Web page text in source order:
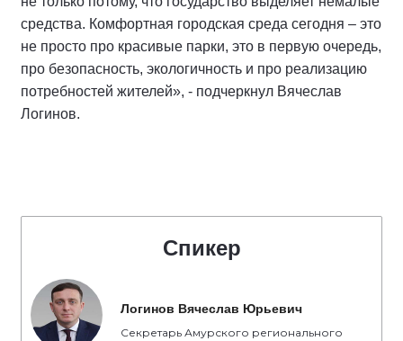
средства. Комфортная городская среда сегодня – это
не просто про красивые парки, это в первую очередь,
про безопасность, экологичность и про реализацию
потребностей жителей», - подчеркнул Вячеслав
Логинов.
Спикер
Логинов Вячеслав Юрьевич
Секретарь Амурского регионального